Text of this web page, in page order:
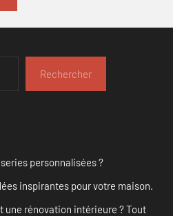
Rechercher
personnalisées ?
inspirantes pour votre maison.
une rénovation intérieure ? Tout